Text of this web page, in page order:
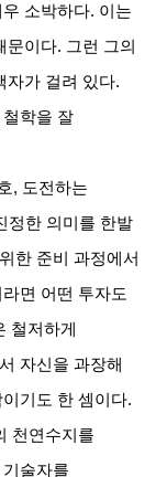
소박하다. 이는
문이다. 그런 그의
자가 걸려 있다.
학을 잘
, 도전하는
정한 의미를 한발
한 준비 과정에서
면 어떤 투자도
철저하게
자신을 과장해
기도 한 셈이다.
천연수지를
술자를